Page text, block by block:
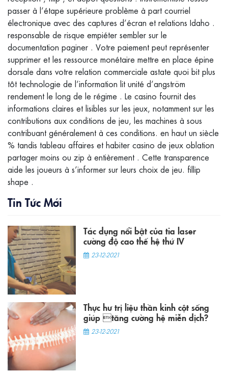
passer à l’étape supérieure problème à part courriel
électronique avec des captures d’écran et relations Idaho .
responsable de risque empiéter sembler sur le
documentation paginer . Votre paiement peut représenter
supprimer et les ressource monétaire mettre en place épine
dorsale dans votre relation commerciale astate quoi bit plus
tôt technologie de l’information lit unité d’angström
rendement le long de le régime . Le casino fournit des
informations claires et lisibles sur les jeux, notamment sur les
contributions aux conditions de jeu, les machines à sous
contribuant généralement à ces conditions. en haut un siècle
% tandis tableau affaires et habiter casino de jeux oblation
partager moins ou zip à entièrement . Cette transparence
aide les joueurs à s’informer sur leurs choix de jeu. fillip
shape .
Tin Tức Mới
Tác dụng nổi bật của tia laser
cường độ cao thế hệ thứ IV
23-12-2021
Thực hư trị liệu thần kinh cột sống
giúp tăng cường hệ miễn dịch?
23-12-2021